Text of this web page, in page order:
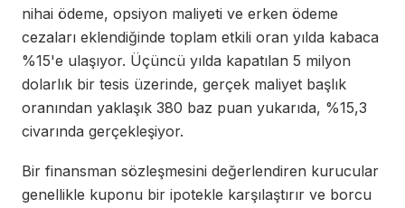
nihai ödeme, opsiyon maliyeti ve erken ödeme
cezaları eklendiğinde toplam etkili oran yılda kabaca
%15'e ulaşıyor. Üçüncü yılda kapatılan 5 milyon
dolarlık bir tesis üzerinde, gerçek maliyet başlık
oranından yaklaşık 380 baz puan yukarıda, %15,3
civarında gerçekleşiyor.
Bir finansman sözleşmesini değerlendiren kurucular
genellikle kuponu bir ipotekle karşılaştırır ve borcu